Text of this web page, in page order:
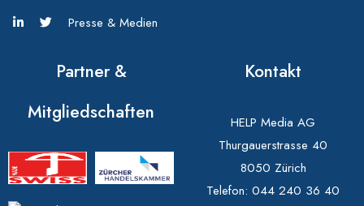
Presse & Medien
Partner &
Mitgliedschaften
Kontakt
HELP Media AG
Thurgauerstrasse 40
8050 Zürich
Telefon: 044 240 36 40